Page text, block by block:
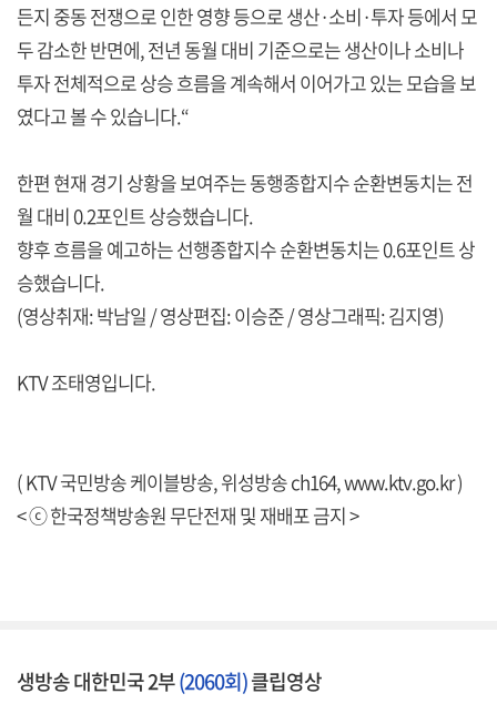
든지 중동 전쟁으로 인한 영향 등으로 생산·소비·투자 등에서 모
두 감소한 반면에, 전년 동월 대비 기준으로는 생산이나 소비나
투자 전체적으로 상승 흐름을 계속해서 이어가고 있는 모습을 보
였다고 볼 수 있습니다.“
한편 현재 경기 상황을 보여주는 동행종합지수 순환변동치는 전
월 대비 0.2포인트 상승했습니다.
향후 흐름을 예고하는 선행종합지수 순환변동치는 0.6포인트 상
승했습니다.
(영상취재: 박남일 / 영상편집: 이승준 / 영상그래픽: 김지영)
KTV 조태영입니다.
( KTV 국민방송 케이블방송, 위성방송 ch164,www.ktv.go.kr)
< ⓒ 한국정책방송원 무단전재 및 재배포 금지 >
생방송 대한민국 2부(2060회)클립영상